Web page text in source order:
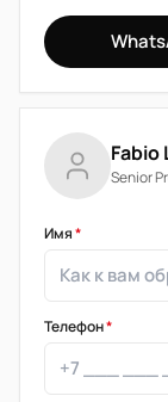
Fabio
Senior
Имя*
Телефон*